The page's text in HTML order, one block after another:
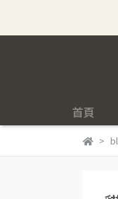
首頁